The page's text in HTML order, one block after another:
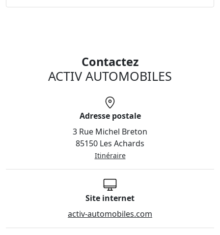
Contactez
ACTIV AUTOMOBILES
Adresse postale
3 Rue Michel Breton
85150 Les Achards
Itinéraire
Site internet
activ-automobiles.com